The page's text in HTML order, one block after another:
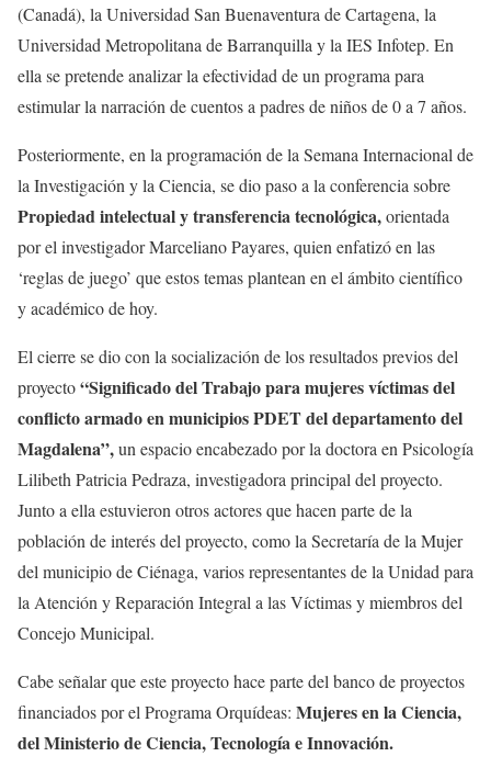
(Canadá), la Universidad San Buenaventura de Cartagena, la
Universidad Metropolitana de Barranquilla y la IES Infotep. En
ella se pretende analizar la efectividad de un programa para
estimular la narración de cuentos a padres de niños de 0 a 7 años.
Posteriormente, en la programación de la Semana Internacional de
la Investigación y la Ciencia, se dio paso a la conferencia sobre
Propiedad intelectual y transferencia tecnológica,orientada
por el investigador Marceliano Payares, quien enfatizó en las
‘reglas de juego’ que estos temas plantean en el ámbito científico
y académico de hoy.
El cierre se dio con la socialización de los resultados previos del
proyecto“Significado del Trabajo para mujeres víctimas del
conflicto armado en municipios PDET del departamento del
Magdalena”,un espacio encabezado por la doctora en Psicología
Lilibeth Patricia Pedraza, investigadora principal del proyecto.
Junto a ella estuvieron otros actores que hacen parte de la
población de interés del proyecto, como la Secretaría de la Mujer
del municipio de Ciénaga, varios representantes de la Unidad para
la Atención y Reparación Integral a las Víctimas y miembros del
Concejo Municipal.
Cabe señalar que este proyecto hace parte del banco de proyectos
financiados por el Programa Orquídeas: Mujeres en la Ciencia,
del Ministerio de Ciencia, Tecnología e Innovación.